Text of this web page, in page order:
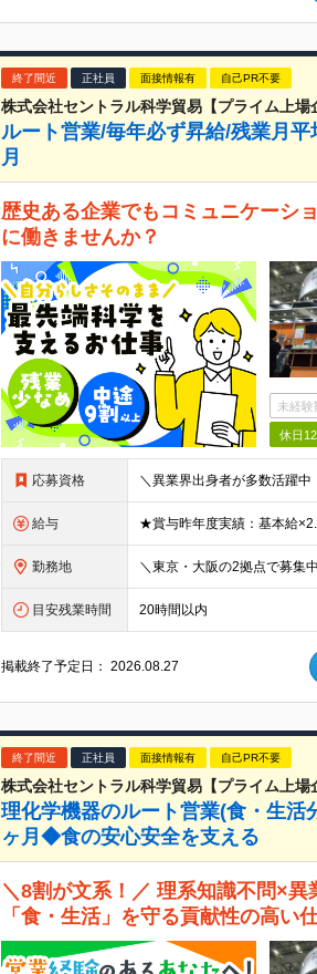
終了間近 正社員 面接情報有 自己PR不要
株式会社セントラル科学貿易【プライム上場
ルート営業/毎年必ず昇給/残業月
月
歴史ある企業でもコミュニケーシ
に働きませんか？
未経験
休日
応募資格
給与
勤務地
目安残業時間 20時間以内
掲載終了予定日：2026.08.27
終了間近 正社員 面接情報有 自己PR不要
株式会社セントラル科学貿易【プライム上場
理化学機器のルート営業(食・生
ヶ月◆食の安心安全を支える
＼8割が文系！／ 理系知識不問×
「食・生活」を守る貢献性の高い